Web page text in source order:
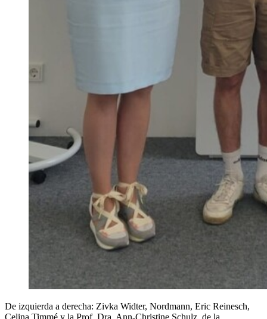
De izquierda a derecha: Zivka Widter, Nordmann, Eric Reinesch,
Celina Timmé y la Prof. Dra. Ann-Christine Schulz, de la